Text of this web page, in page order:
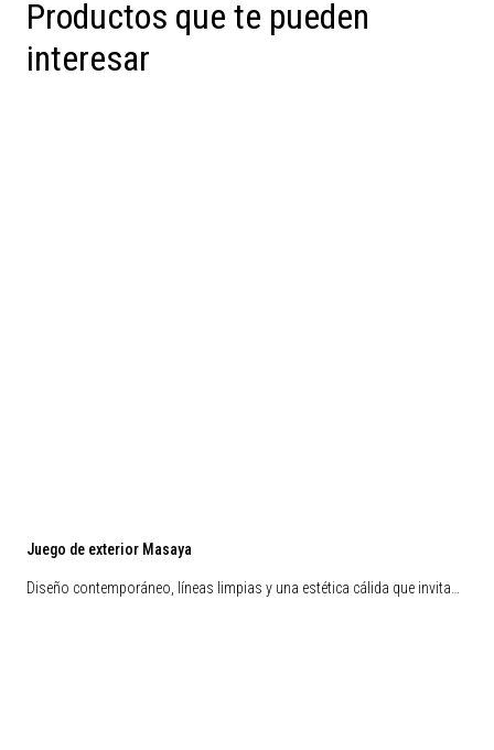
Productos que te pueden
interesar
Juego de exterior Masaya
Diseño contemporáneo, líneas limpias y una estética cálida que invita…